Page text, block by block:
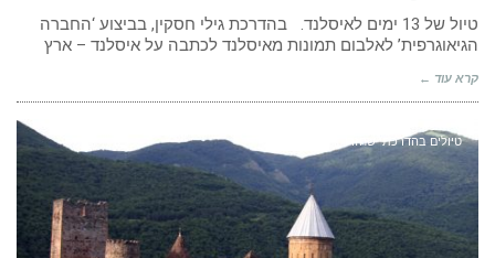
טיול של 13 ימים לאיסלנד. בהדרכת גילי חסקין, בביצוע ‘החברה
הגיאוגרפית’ לאלבום תמונות מאיסלנד לכתבה על איסלנד – ארץ
קרא עוד ←
טיולים בהדרכתי שחזרו